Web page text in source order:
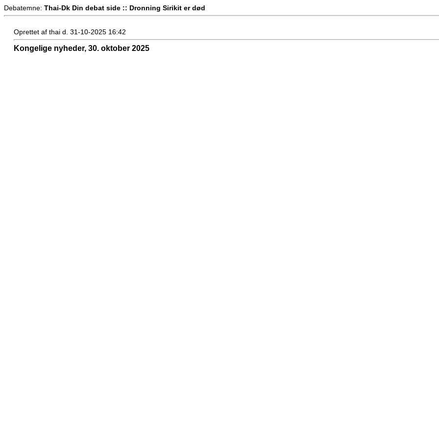
Debatemne: Thai-Dk Din debat side :: Dronning Sirikit er død
Oprettet af thai d. 31-10-2025 16:42
Kongelige nyheder, 30. oktober 2025